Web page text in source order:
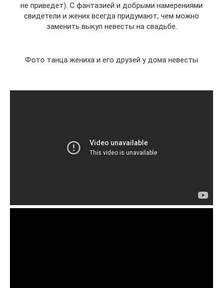
не приведет). С фантазией и добрыми намерениями
свидетели и жених всегда придумают, чем можно
заменить выкуп невесты на свадьбе.
Фото танца жениха и его друзей у дома невесты